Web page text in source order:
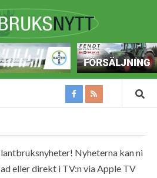
Nyheterna kan ni
eller direkt i TV:n via Apple TV